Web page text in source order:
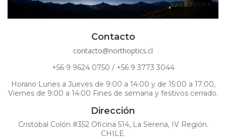
Contacto
contacto@northoptics.cl
+56 9 9624 0750 / +56 9 3773 3044
Horario Lunes a Jueves de 9:00 a 14:00 y de 15:00 a 17:00,
Viernes de 9:00 a 14:00 Fines de semana y festivos cerrado.
Dirección
Cristóbal Colón #352 Oficina 514, La Serena, IV Región.
CHILE.